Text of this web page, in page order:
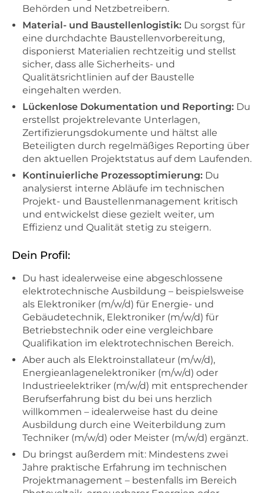
Behörden und Netzbetreibern.
Material- und Baustellenlogistik: Du sorgst für
eine durchdachte Baustellenvorbereitung,
disponierst Materialien rechtzeitig und stellst
sicher, dass alle Sicherheits- und
Qualitätsrichtlinien auf der Baustelle
eingehalten werden.
Lückenlose Dokumentation und Reporting: Du
erstellst projektrelevante Unterlagen,
Zertifizierungsdokumente und hältst alle
Beteiligten durch regelmäßiges Reporting über
den aktuellen Projektstatus auf dem Laufenden.
Kontinuierliche Prozessoptimierung: Du
analysierst interne Abläufe im technischen
Projekt- und Baustellenmanagement kritisch
und entwickelst diese gezielt weiter, um
Effizienz und Qualität stetig zu steigern.
Dein Profil:
Du hast idealerweise eine abgeschlossene
elektrotechnische Ausbildung – beispielsweise
als Elektroniker (m/w/d) für Energie- und
Gebäudetechnik, Elektroniker (m/w/d) für
Betriebstechnik oder eine vergleichbare
Qualifikation im elektrotechnischen Bereich.
Aber auch als Elektroinstallateur (m/w/d),
Energieanlagenelektroniker (m/w/d) oder
Industrieelektriker (m/w/d) mit entsprechender
Berufserfahrung bist du bei uns herzlich
willkommen – idealerweise hast du deine
Ausbildung durch eine Weiterbildung zum
Techniker (m/w/d) oder Meister (m/w/d) ergänzt.
Du bringst außerdem mit: Mindestens zwei
Jahre praktische Erfahrung im technischen
Projektmanagement – bestenfalls im Bereich